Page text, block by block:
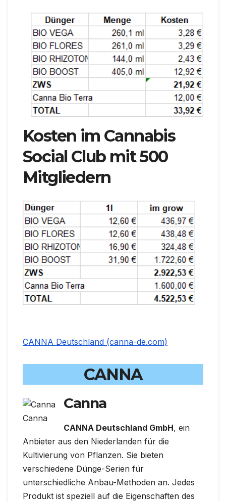
Kosten im Cannabis
Social Club mit 500
Mitgliedern
CANNA Deutschland (canna-de.com)
CANNA
Canna
Canna
CANNA Deutschland GmbH, ein
Anbieter aus den Niederlanden für die
Kultivierung von Pflanzen. Sie bieten
verschiedene Dünge-Serien für
unterschiedliche Anbau-Methoden an. Jedes
Produkt ist speziell auf die Eigenschaften des